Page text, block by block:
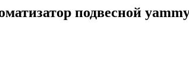
подвесной